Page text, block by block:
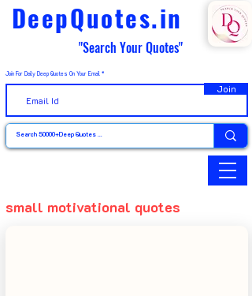
DeepQuotes.in
"Search Your Quotes"
Join For Daily Deep Quotes On Your Email
Join
small motivational quotes